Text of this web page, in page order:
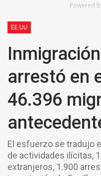
Powered
EE.UU
arrestó en
46.396
El esfuerzo se tradujo
de actividades ilícitas,
extranjeros, 1.900